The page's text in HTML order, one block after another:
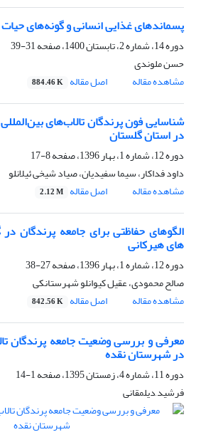
پسماندهای غذایی انسانی و گونه‌های
دوره 14، شماره 2، تابستان 1400، صفحه
31-39
حسن ملوندی
مشاهده مقاله
اصل مقاله 884.46 K
شناسایی فون پرندگان تالاب‌های
در استان گلستان
دوره 12، شماره 1، بهار 1396، صفحه
8-17
داود فداکار، سیما سفیدیان، صیاد شیخی ئیلانلو
مشاهده مقاله
اصل مقاله 2.12 M
الگوهای حفاظتی برای جامعه پرندگان
های هیرکانی
دوره 12، شماره 1، بهار 1396، صفحه
27-38
صالح محمودی، عقیل کیوانلو شهرستانکی
مشاهده مقاله
اصل مقاله 842.56 K
معرفی و بررسی وضعیت جامعه پرندگان
در شهرستان نقده
دوره 11، شماره 4، زمستان 1395، صفحه
1-14
فرشید ِدیلمقانی